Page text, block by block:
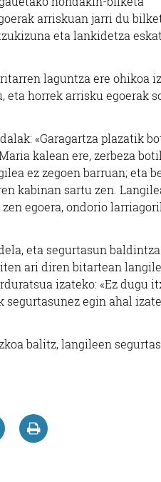
arriskuan jarri du
eta lankidetza
laguntza ere ohikoa
horrek arrisku egoerak
«Garagartza plazatik
kalean ere, zerbeza
ez zegoen barruan; eta
kabinan sartu zen.
egoera, ondorio
eta segurtasun baldintza
ari diren bitartean
izateko: «Ez dugu
egin ahal
balitz, langileen